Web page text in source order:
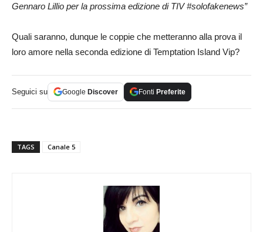
Gennaro Lillio per la prossima edizione di TIV #solofakenews”
Quali saranno, dunque le coppie che metteranno alla prova il
loro amore nella seconda edizione di Temptation Island Vip?
Seguici su Google Discover Fonti Preferite
TAGS Canale 5